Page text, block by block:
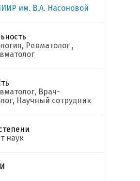
им. В.А. Насоновой
Ревматолог ,
Врач-
Научный сотрудник
наук